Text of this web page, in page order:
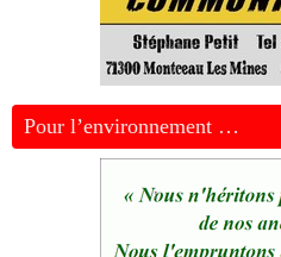
Pour l’environnement …